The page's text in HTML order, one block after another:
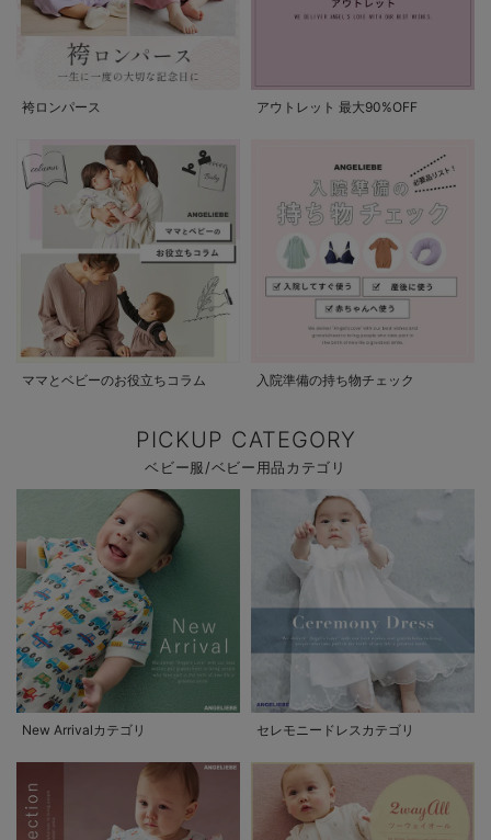
袴ロンパース アウトレット 最大90%OFF
ママとベビーのお役立ちコラム 入院準備の持ち物チェック
PICKUP CATEGORY
ベビー服/ベビー用品カテゴリ
New Arrivalカテゴリ セレモニードレスカテゴリ